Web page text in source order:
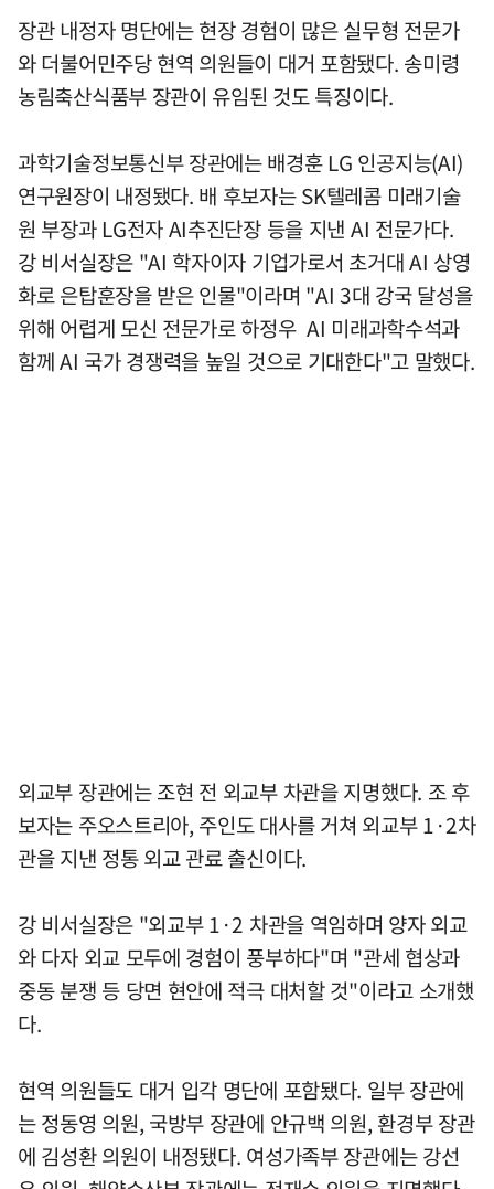
장관 내정자 명단에는 현장 경험이 많은 실무형 전문가
와 더불어민주당 현역 의원들이 대거 포함됐다. 송미령
농림축산식품부 장관이 유임된 것도 특징이다.
과학기술정보통신부 장관에는 배경훈 LG 인공지능(AI)
연구원장이 내정됐다. 배 후보자는 SK텔레콤 미래기술
원 부장과 LG전자 AI추진단장 등을 지낸 AI 전문가다.
강 비서실장은 "AI 학자이자 기업가로서 초거대 AI 상영
화로 은탑훈장을 받은 인물"이라며 "AI 3대 강국 달성을
위해 어렵게 모신 전문가로 하정우 AI 미래과학수석과
함께 AI 국가 경쟁력을 높일 것으로 기대한다"고 말했다.
외교부 장관에는 조현 전 외교부 차관을 지명했다. 조 후
보자는 주오스트리아, 주인도 대사를 거쳐 외교부 1·2차
관을 지낸 정통 외교 관료 출신이다.
강 비서실장은 "외교부 1·2 차관을 역임하며 양자 외교
와 다자 외교 모두에 경험이 풍부하다"며 "관세 협상과
중동 분쟁 등 당면 현안에 적극 대처할 것"이라고 소개했
다.
현역 의원들도 대거 입각 명단에 포함됐다. 일부 장관에
는 정동영 의원, 국방부 장관에 안규백 의원, 환경부 장관
에 김성환 의원이 내정됐다. 여성가족부 장관에는 강선